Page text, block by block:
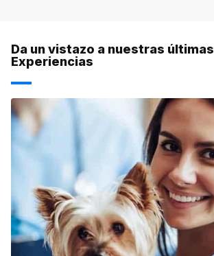
Da un vistazo a nuestras últimas
Experiencias